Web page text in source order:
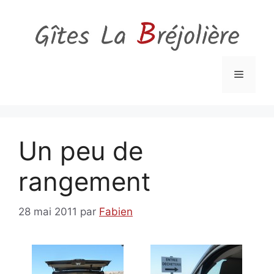
contenu
Menu
Un peu de
rangement
28 mai 2011 par Fabien